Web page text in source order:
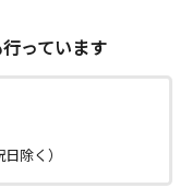
っています
除く）